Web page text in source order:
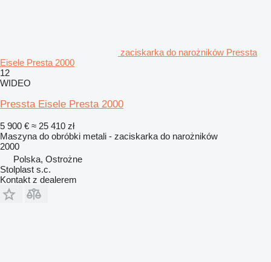
zaciskarka do narożników Pressta
Eisele Presta 2000
12
WIDEO
Pressta Eisele Presta 2000
5 900 € ≈ 25 410 zł
Maszyna do obróbki metali - zaciskarka do narożników
2000
Polska, Ostrożne
Stolplast s.c.
Kontakt z dealerem